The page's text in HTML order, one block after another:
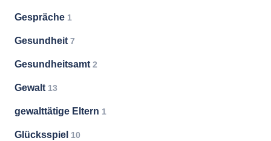
Gespräche 1
Gesundheit 7
Gesundheitsamt 2
Gewalt 13
gewalttätige Eltern 1
Glücksspiel 10